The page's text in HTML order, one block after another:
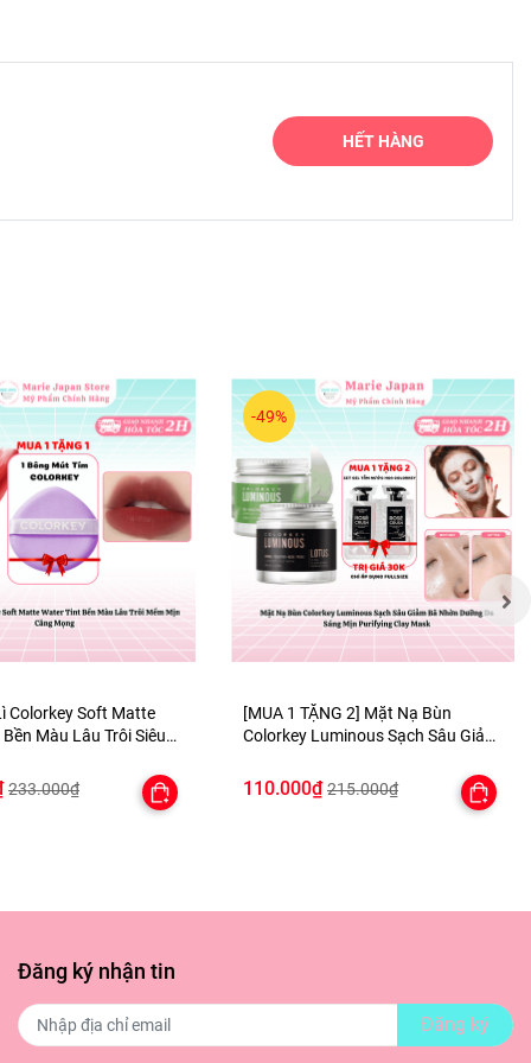
HẾT HÀNG
Colorkey Soft Matte
Màu Lâu Trôi Siêu
233.000₫
-49%
[MUA 1 TẶNG 2] Mặt Nạ Bùn
Colorkey Luminous Sạch Sâu Giảm
Purifying Clay Mask - TẶNG SET
SAMPLE 2 GEL TẮM
110.000₫ 215.000₫
Đăng ký nhận tin
Đăng ký